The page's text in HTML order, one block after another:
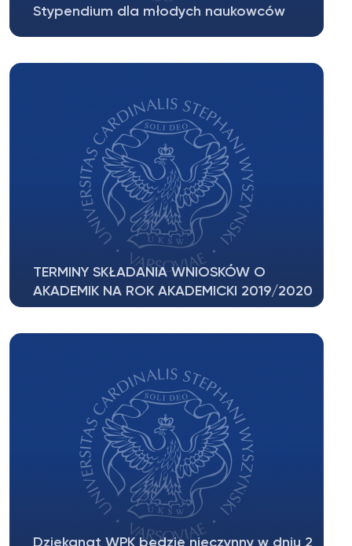
Stypendium dla młodych naukowców
https://uksw.edu.pl/pl/uniwersytet/uczelnia-
TERMINY SKŁADANIA WNIOSKÓW O
AKADEMIK NA ROK AKADEMICKI 2019/2020
od 10...
Dziekanat WPK będzie nieczynny w dniu 2